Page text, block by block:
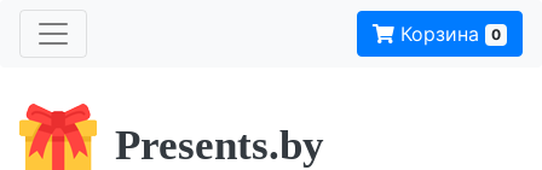
Корзина 0
Presents.by